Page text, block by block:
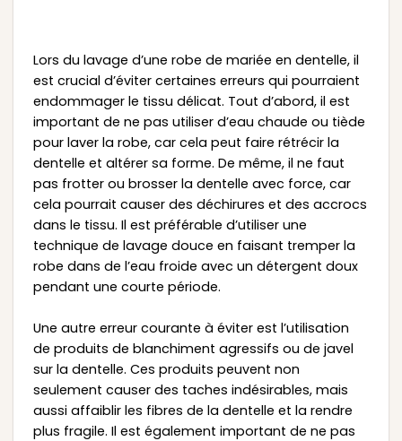
Lors du lavage d’une robe de mariée en dentelle, il
est crucial d’éviter certaines erreurs qui pourraient
endommager le tissu délicat. Tout d’abord, il est
important de ne pas utiliser d’eau chaude ou tiède
pour laver la robe, car cela peut faire rétrécir la
dentelle et altérer sa forme. De même, il ne faut
pas frotter ou brosser la dentelle avec force, car
cela pourrait causer des déchirures et des accrocs
dans le tissu. Il est préférable d’utiliser une
technique de lavage douce en faisant tremper la
robe dans de l’eau froide avec un détergent doux
pendant une courte période.
Une autre erreur courante à éviter est l’utilisation
de produits de blanchiment agressifs ou de javel
sur la dentelle. Ces produits peuvent non
seulement causer des taches indésirables, mais
aussi affaiblir les fibres de la dentelle et la rendre
plus fragile. Il est également important de ne pas